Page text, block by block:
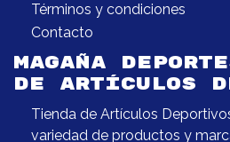
Términos y condiciones
Contacto
MAGAÑA
DE ARTÍCULOS
Tienda de Artículos
variedad de productos y